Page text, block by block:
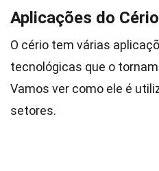
Aplicações do Cério
O cério tem várias
tecnológicas que o
Vamos ver como ele é
setores.